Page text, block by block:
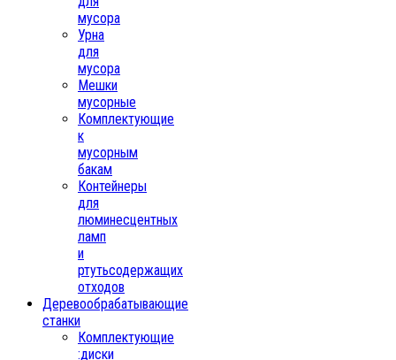
мусора
Урна
для
мусора
Мешки
мусорные
Комплектующие
к
мусорным
бакам
Контейнеры
для
люминесцентных
ламп
и
ртутьсодержащих
отходов
Деревообрабатывающие
станки
Комплектующие
:диски